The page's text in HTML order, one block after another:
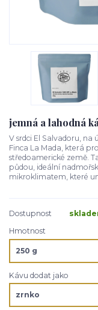
jemná a lahodná
V srdci El Salvadoru,
Finca La Mada, která
středoamerické země.
půdou, ideální
mikroklimatem, které
Dostupnost
Hmotnost
Kávu dodat jako